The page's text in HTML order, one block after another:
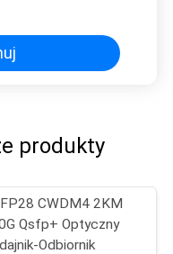
produkty
CWDM4 2KM
Qsfp+ Optyczny
Odbiornik